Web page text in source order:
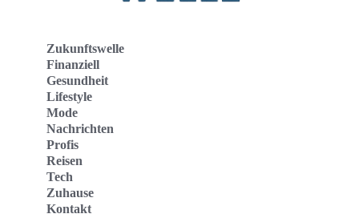
Zukunftswelle
Finanziell
Gesundheit
Lifestyle
Mode
Nachrichten
Profis
Reisen
Tech
Zuhause
Kontakt